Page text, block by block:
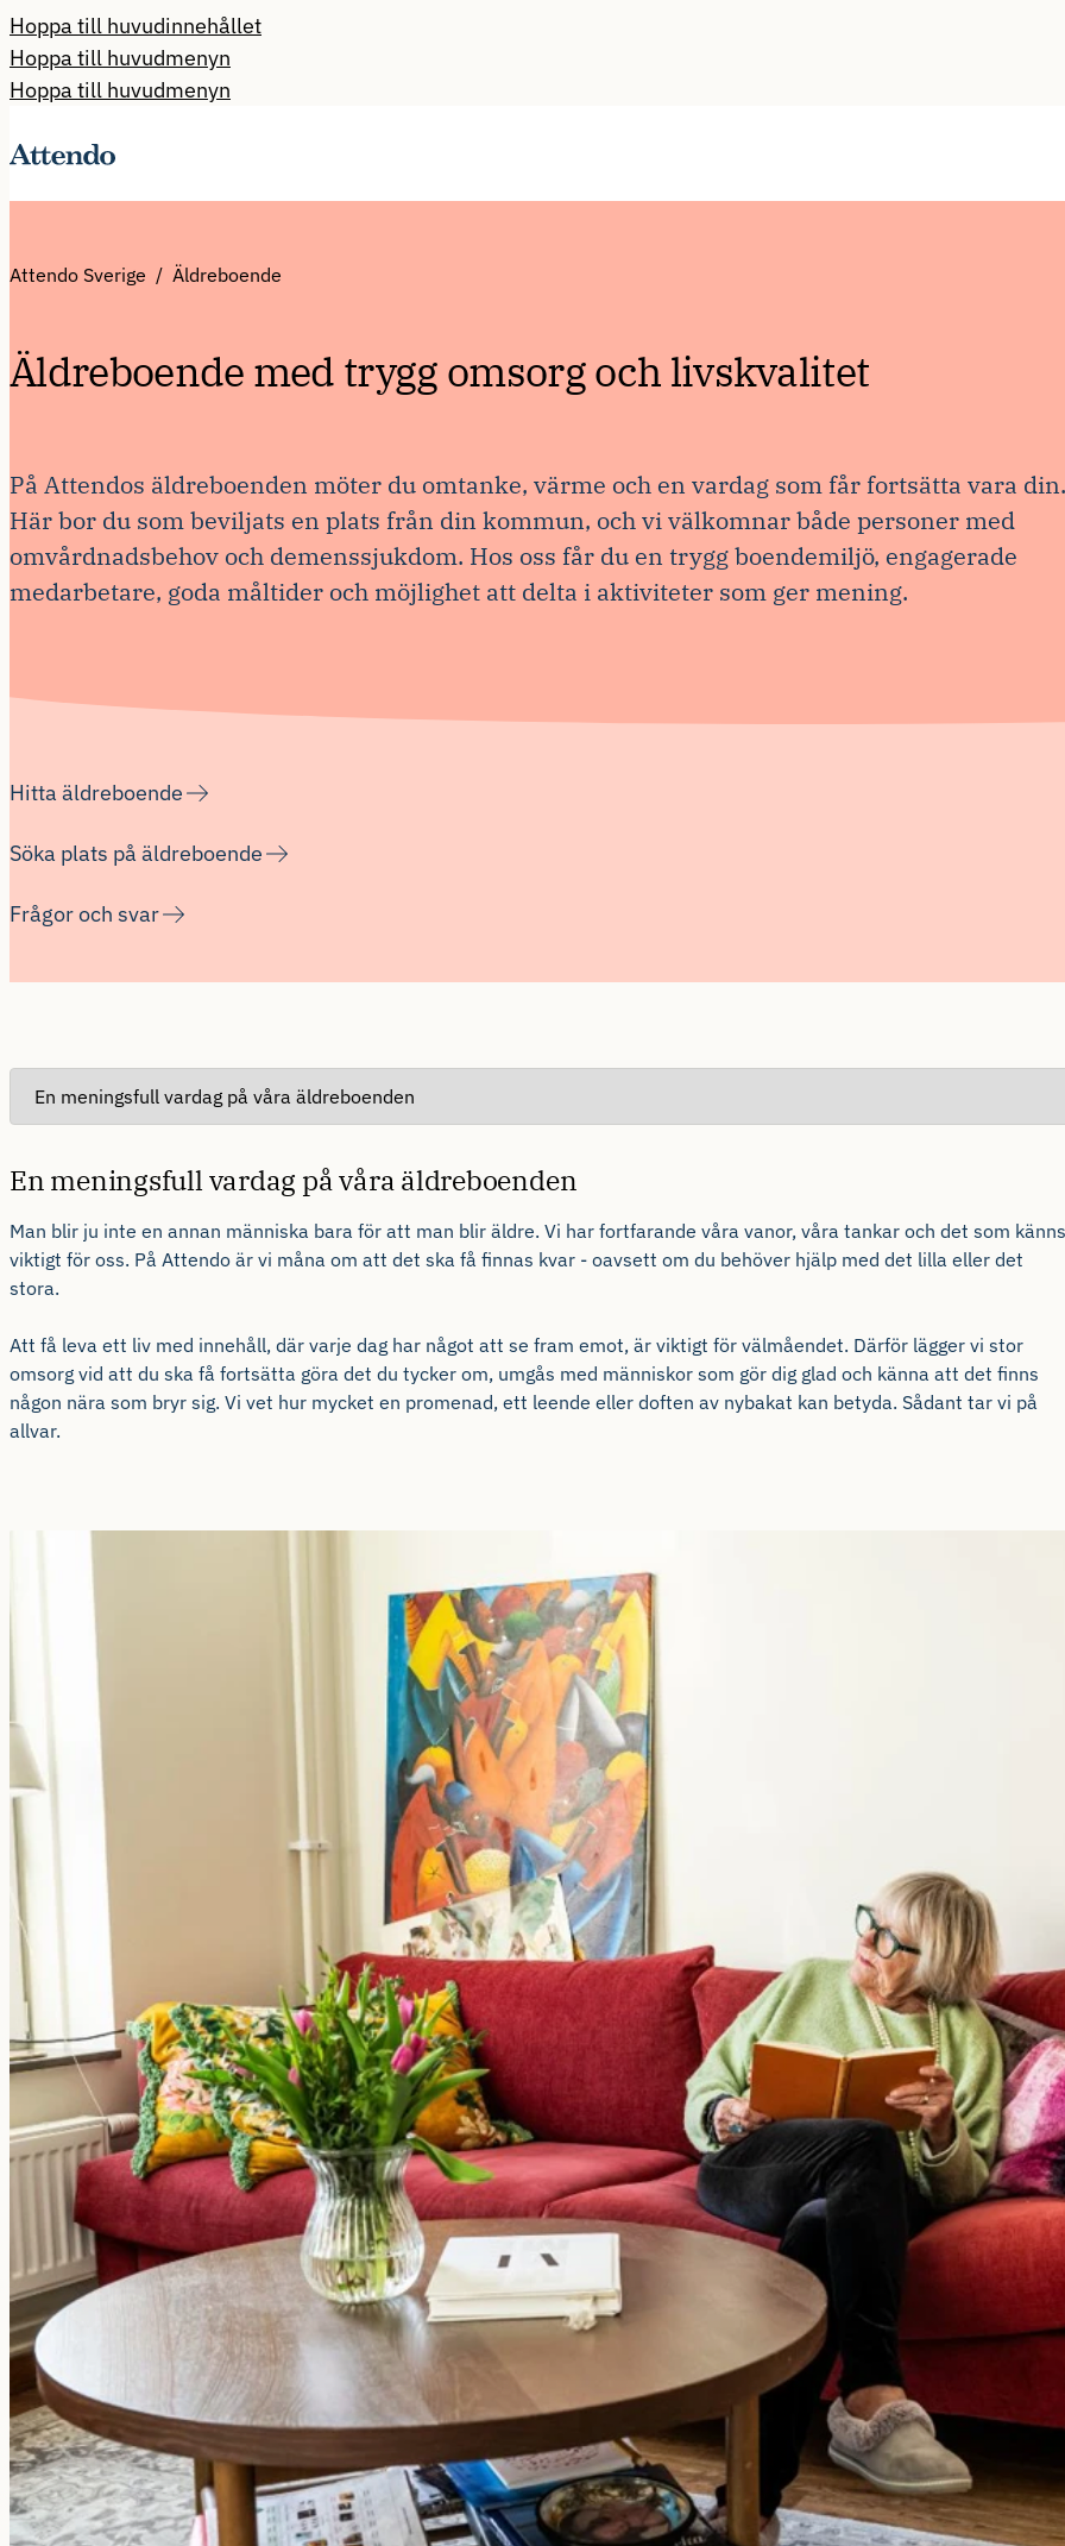
Hoppa till huvudinnehållet
Hoppa till huvudmenyn
Hoppa till huvudmenyn
Attendo Sverige Äldreboende
Äldreboende med trygg omsorg och livskvalitet
På Attendos äldreboenden möter du omtanke, värme och en vardag som får fortsätta vara din.
Här bor du som beviljats en plats från din kommun, och vi välkomnar både personer med
omvårdnadsbehov och demenssjukdom. Hos oss får du en trygg boendemiljö, engagerade
medarbetare, goda måltider och möjlighet att delta i aktiviteter som ger mening.
Hitta äldreboende
Söka plats på äldreboende
Frågor och svar
En meningsfull vardag på våra äldreboenden
Man blir ju inte en annan människa bara för att man blir äldre. Vi har fortfarande våra vanor, våra tankar och det som känns
viktigt för oss. På Attendo är vi måna om att det ska få finnas kvar - oavsett om du behöver hjälp med det lilla eller det
stora.
Att få leva ett liv med innehåll, där varje dag har något att se fram emot, är viktigt för välmåendet. Därför lägger vi stor
omsorg vid att du ska få fortsätta göra det du tycker om, umgås med människor som gör dig glad och känna att det finns
någon nära som bryr sig. Vi vet hur mycket en promenad, ett leende eller doften av nybakat kan betyda. Sådant tar vi på
allvar.